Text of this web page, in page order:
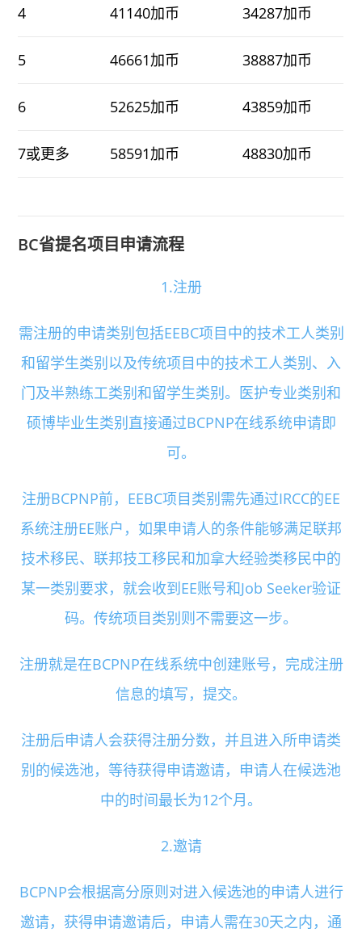
4 41140加币 34287加币
5 46661加币 38887加币
6 52625加币 43859加币
7或更多 58591加币 48830加币
BC省提名项目申请流程
1.注册
需注册的申请类别包括EEBC项目中的技术工人类别
和留学生类别以及传统项目中的技术工人类别、入
门及半熟练工类别和留学生类别。医护专业类别和
硕博毕业生类别直接通过BCPNP在线系统申请即
可。
注册BCPNP前，EEBC项目类别需先通过IRCC的EE
系统注册EE账户，如果申请人的条件能够满足联邦
技术移民、联邦技工移民和加拿大经验类移民中的
某一类别要求，就会收到EE账号和Job Seeker验证
码。传统项目类别则不需要这一步。
注册就是在BCPNP在线系统中创建账号，完成注册
信息的填写，提交。
注册后申请人会获得注册分数，并且进入所申请类
别的候选池，等待获得申请邀请，申请人在候选池
中的时间最长为12个月。
2.邀请
BCPNP会根据高分原则对进入候选池的申请人进行
邀请，获得申请邀请后，申请人需在30天之内，通